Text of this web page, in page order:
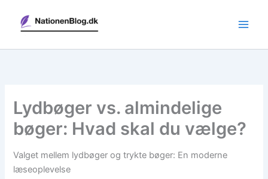
indholdet
Lydbøger vs. almindelige
bøger: Hvad skal du vælge?
Valget mellem lydbøger og trykte bøger: En moderne
læseoplevelse